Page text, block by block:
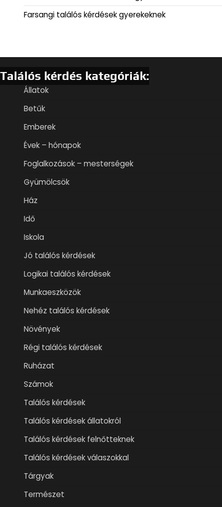
Farsangi találós kérdések gyerekeknek
Találós kérdés kategóriák:
Állatok
Betűk
Emberek
Évek – hónapok
Foglalkozások – mesterségek
Gyümölcsök
Ház
Idő
Iskola
Jó találós kérdések
Logikai találós kérdések
Munkaeszközök
Nehéz találós kérdések
Növények
Régi találós kérdések
Ruházat
Számok
Találós kérdések
Találós kérdések állatokról
Találós kérdések felnőtteknek
Találós kérdések válaszokkal
Tárgyak
Természet